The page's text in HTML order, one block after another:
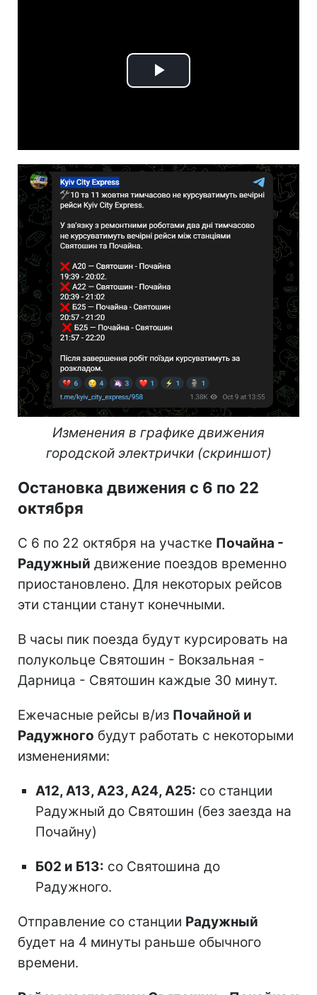
Play
Изменения в графике движения
городской электрички (скриншот)
Остановка движения с 6 по 22
октября
С 6 по 22 октября на участке Почайна -
Радужный движение поездов временно
приостановлено. Для некоторых рейсов
эти станции станут конечными.
В часы пик поезда будут курсировать на
полукольце Святошин - Вокзальная -
Дарница - Святошин каждые 30 минут.
Ежечасные рейсы в/из Почайной и
Радужного будут работать с некоторыми
изменениями:
А12, А13, А23, А24, А25: со станции
Радужный до Святошин (без заезда на
Почайну)
Б02 и Б13: со Святошина до
Радужного.
Отправление со станции Радужный
будет на 4 минуты раньше обычного
времени.